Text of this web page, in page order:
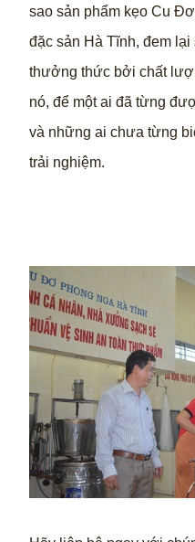
sao sản phẩm kẹo Cu
đặc sản Hà Tĩnh, đem
thưởng thức bởi chất
nó, để một ai đã từng
và những ai chưa từng
trải nghiệm.